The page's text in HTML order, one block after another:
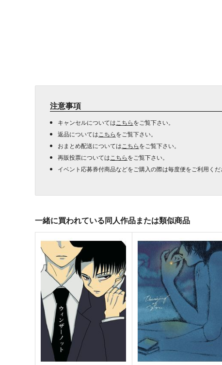
注意事項
キャンセルについては こちらをご覧下さい。
返品については こちらをご覧下さい。
おまとめ配送については こちらをご覧下さい。
再販投票については こちらをご覧下さい。
イベント応募券付商品などをご購入の際は毎度便をご利用く
一緒に買われている同人作品または類似商品